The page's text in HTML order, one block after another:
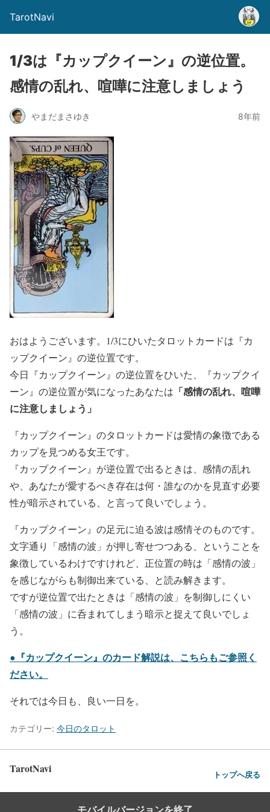
TarotNavi
1/3は『カップクイーン』の逆位置。
感情の乱れ、喧嘩に注意しましょう
やまだまさゆき 8年前
おはようございます。1/3にひいたタロットカードは『カ
ップクイーン』の逆位置です。
今日『カップクイーン』の逆位置をひいた、『カップクイ
ーン』の逆位置が気になったあなたは 「感情の乱れ、喧嘩
に注意しましょう」
『カップクイーン』のタロットカードは愛情の象徴である
カップを見つめる女王です。
『カップクイーン』が逆位置で出るときは、感情の乱れ
や、あなたが愛するべき存在は何・誰なのかを見直す必要
性が暗示されている、と言って良いでしょう。
『カップクイーン』の足元に迫る波は感情そのものです。
文字通り「感情の波」が押し寄せつつある、ということを
象徴しているわけですけれど、正位置の時は「感情の波」
を感じながらも制御出来ている、と読み解きます。
ですが逆位置で出たときは「感情の波」を制御しにくい
「感情の波」に呑まれてしまう暗示と捉えて良いでしょ
う。
●『カップクイーン』のカード解説は、こちらもご参照く
ださい。
それでは今日も、良い一日を。
カテゴリー: 今日のタロット
TarotNavi トップへ戻る
モバイルバージョンを終了